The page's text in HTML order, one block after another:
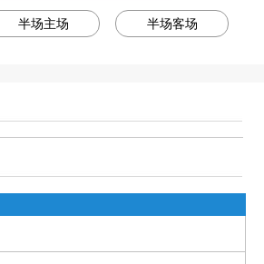
半场主场 半场客场